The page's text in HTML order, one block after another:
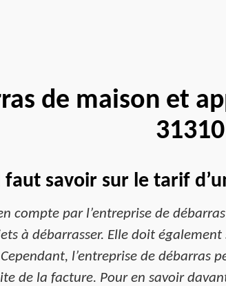
de maison et
31310
faut savoir sur le tarif
compte par l’entreprise de
à débarrasser. Elle doit
l’entreprise de débarras
de la facture. Pour en savoir